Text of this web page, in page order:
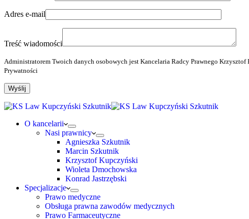
Adres e-mail
Treść wiadomości
Administratorem Twoich danych osobowych jest Kancelaria Radcy Prawnego
Prywatności
O kancelarii
Nasi prawnicy
Agnieszka Szkutnik
Marcin Szkutnik
Krzysztof Kupczyński
Wioleta Dmochowska
Konrad Jastrzębski
Specjalizacje
Prawo medyczne
Obsługa prawna zawodów medycznych
Prawo Farmaceutyczne